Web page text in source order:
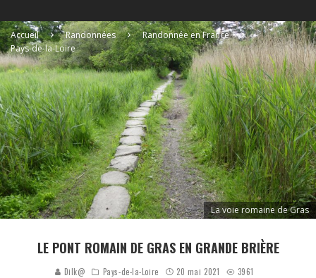
Accueil Randonnées
Randonnée en France
Pays-de-la-Loire
La voie romaine de Gras
LE PONT ROMAIN DE GRAS EN GRANDE BRIÈRE
Dilk@ Pays-de-la-Loire 20 mai 2021 3961